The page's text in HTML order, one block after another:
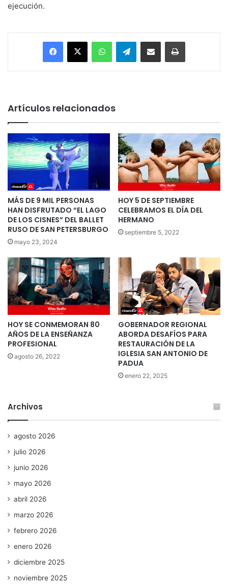
ejecución.
Facebook
X WhatsAppTelegramEnviar vía email Imprimir
Artículos relacionados
MÁS DE 9 MIL PERSONAS
HAN DISFRUTADO “EL LAGO
DE LOS CISNES” DEL BALLET
RUSO DE SAN PETERSBURGO
mayo 23, 2024
HOY 5 DE SEPTIEMBRE
CELEBRAMOS EL DÍA DEL
HERMANO
septiembre 5, 2022
HOY SE CONMEMORAN 80
AÑOS DE LA ENSEÑANZA
PROFESIONAL
agosto 26, 2022
GOBERNADOR REGIONAL
ABORDA DESAFÍOS PARA
RESTAURACIÓN DE LA
IGLESIA SAN ANTONIO DE
PADUA
enero 22, 2025
Archivos
agosto 2026
julio 2026
junio 2026
mayo 2026
abril 2026
marzo 2026
febrero 2026
enero 2026
diciembre 2025
noviembre 2025